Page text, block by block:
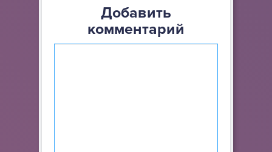
Добавить
комментарий